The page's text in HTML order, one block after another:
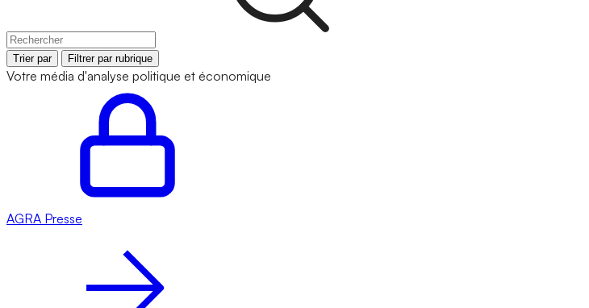
Trier par Filtrer par rubrique
Votre média d'analyse politique et économique
AGRA Presse